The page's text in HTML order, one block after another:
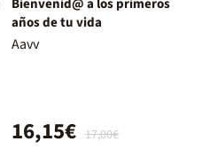
Bienvenid@ a los primeros
años de tu vida
Aavv
17,00€
16,15€